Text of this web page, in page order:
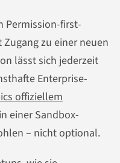
Permission-first-
zu einer neuen
lässt sich jederzeit
Enterprise-
offiziellem
einer Sandbox-
– nicht optional.